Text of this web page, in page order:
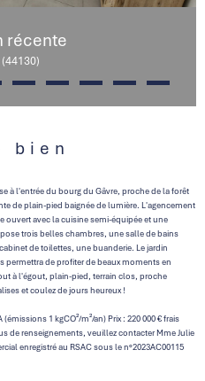
récente
bien
à l'entrée du bourg du Gâvre, proche de la forêt
de plain-pied baignée de lumière. L'agencement
ouvert avec la cuisine semi-équipée et une
trois belles chambres, une salle de bains
de toilettes, une buanderie. Le jardin
permettra de profiter de beaux moments en
à l'égout, plain-pied, terrain clos, proche
et coulez de jours heureux !
1 kgCO²/m²/an) Prix : 220 000 € frais
de renseignements, veuillez contacter Mme Julie
enregistré au RSAC sous le n°2023AC00115